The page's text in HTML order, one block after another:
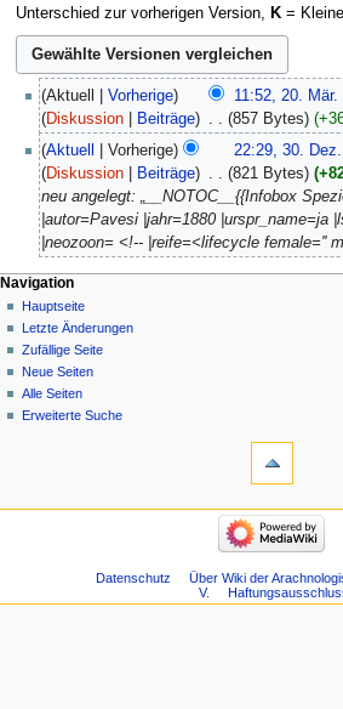
Unterschied zur vorherigen Version, K=
März
2022
Aktuell Vorherige 11:52, 20. Mär.
Diskussion
Beiträge 857 Bytes
Dezember
2019
Aktuell Vorherige 22:29, 30.
Diskussion
Beiträge 821 Bytes
neu angelegt: „__NOTOC__{{Infobox
|autor=Pavesi |jahr=1880 |urspr_name=ja
|neozoon= <!-- |reife=<lifecycle female=''
Navigation
Hauptseite
Letzte Änderungen
Zufällige Seite
Neue Seiten
Alle Seiten
Erweiterte Suche
Datenschutz
Über Wiki der
V.